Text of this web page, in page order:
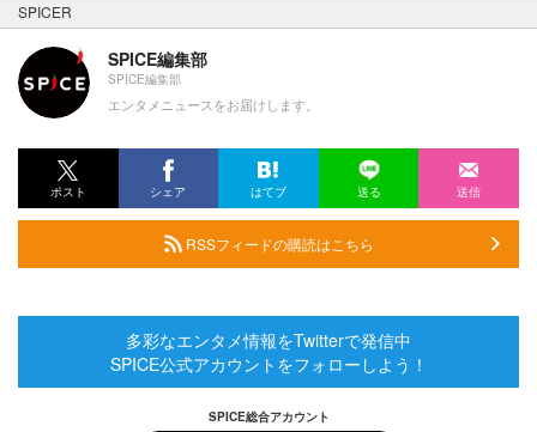
SPICER
SPICE編集部
SPICE編集部
エンタメニュースをお届けします。
ポスト シェア はてブ 送る 送信
RSSフィードの購読はこちら
多彩なエンタメ情報をTwitterで発信中
SPICE公式アカウントをフォローしよう！
SPICE総合アカウント